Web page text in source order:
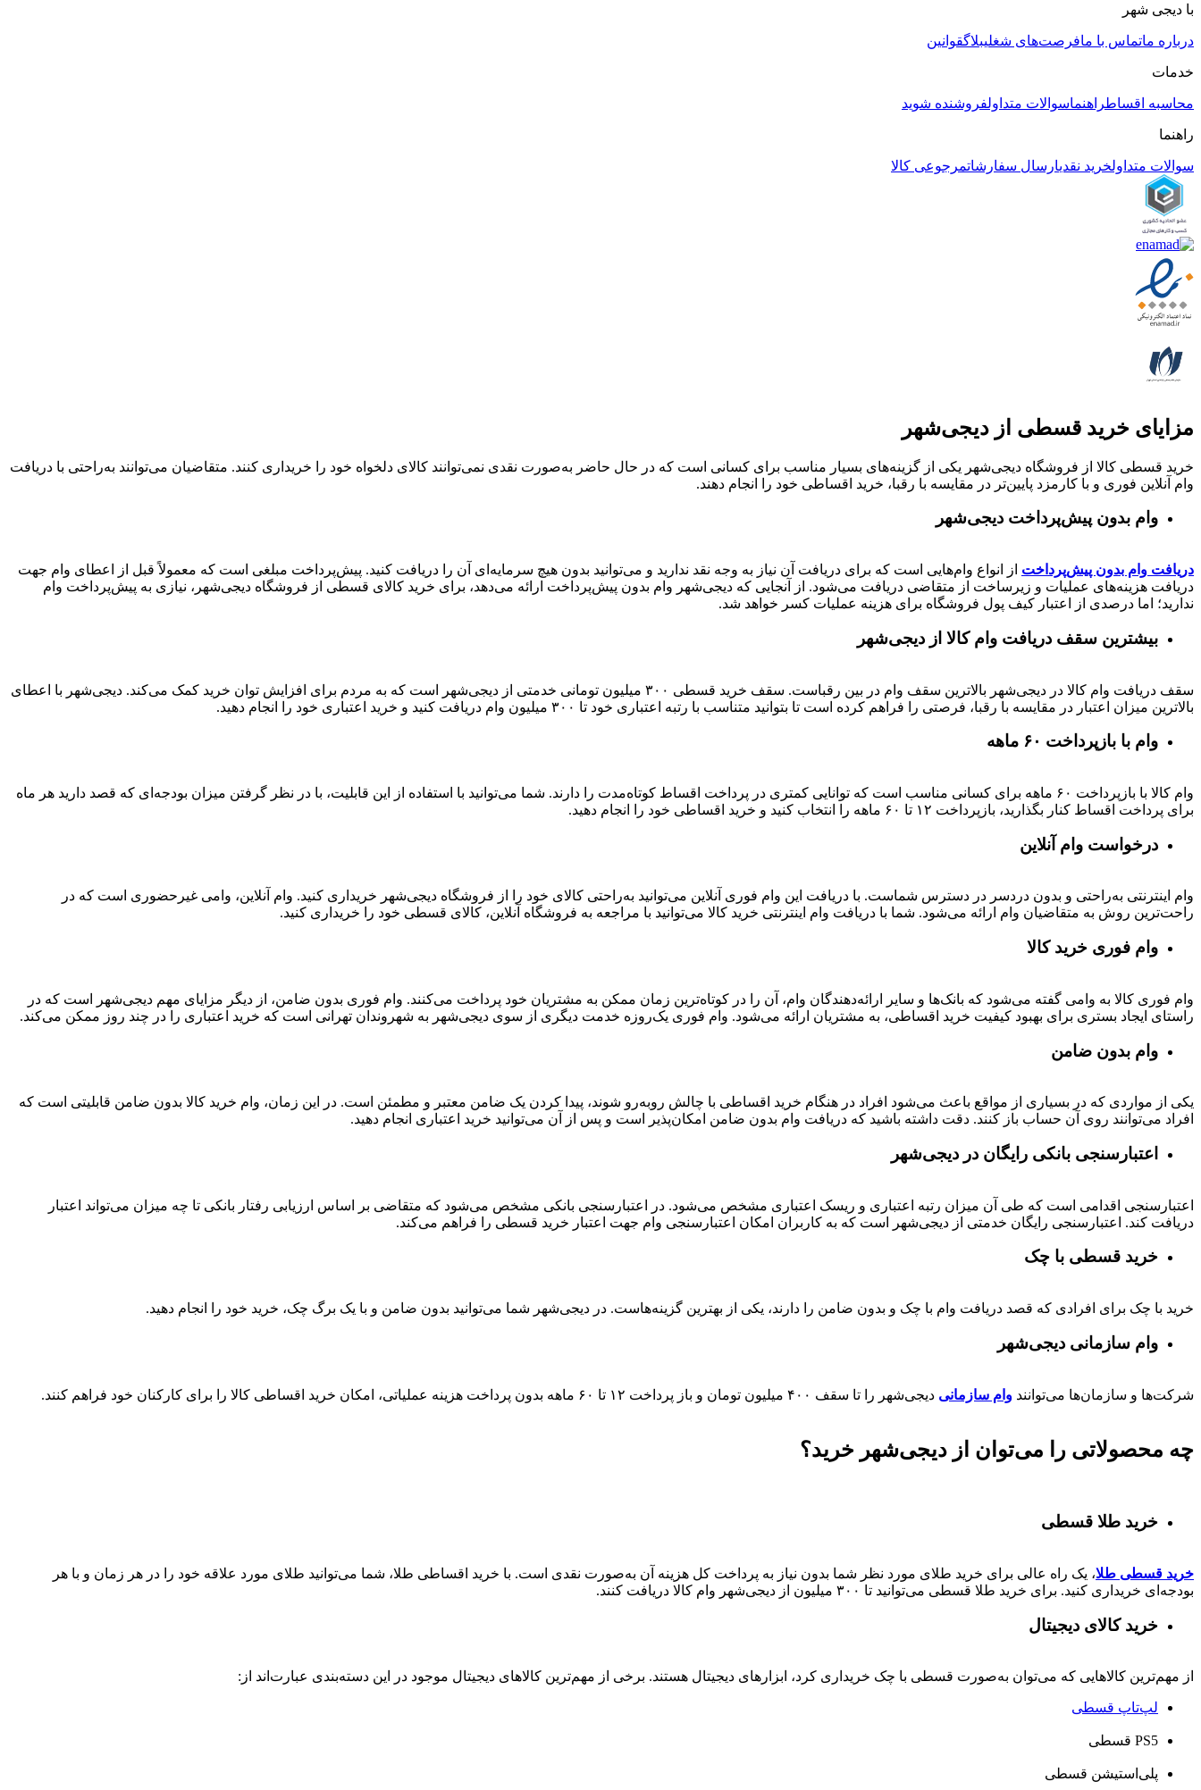
با دیجی شهر
درباره ماتماس با مافرصت‌های شغلیبلاگقوانین
خدمات
محاسبه اقساطراهنماسوالات متداولفروشنده شوید
راهنما
سوالات متداولخرید نقدیارسال سفارشاتمرجوعی کالا
مزایای خرید قسطی از دیجی‌شهر
خرید قسطی کالا از فروشگاه دیجی‌شهر یکی از گزینه‌های بسیار مناسب برای کسانی است که در حال حاضر به‌صورت نقدی نمی‌توانند کالای دلخواه خود را خریداری کنند. متقاضیان می‌توانند به‌راحتی با دریافت
وام آنلاین فوری و با کارمزد پایین‌تر در مقایسه با رقبا، خرید اقساطی خود را انجام دهند.
وام بدون پیش‌پرداخت‌ دیجی‌شهر
دریافت وام بدون پیش‌پرداخت از انواع وام‌هایی است که برای دریافت آن نیاز به وجه نقد ندارید و می‌توانید بدون هیچ سرمایه‌ای آن را دریافت کنید. پیش‌پرداخت مبلغی است که معمولاً قبل از اعطای وام جهت
دریافت هزینه‌های عملیات و زیرساخت از متقاضی دریافت می‌شود. از آنجایی که دیجی‌شهر وام بدون پیش‌پرداخت ارائه می‌دهد، برای خرید کالای قسطی از فروشگاه دیجی‌شهر، نیازی به پیش‌پرداخت وام
ندارید؛ اما درصدی از اعتبار کیف پول فروشگاه برای هزینه عملیات کسر خواهد شد.
بیشترین سقف دریافت وام کالا از دیجی‌شهر
سقف دریافت وام کالا در دیجی‌شهر بالاترین سقف وام در بین رقباست. سقف خرید قسطی ۳۰۰ میلیون تومانی خدمتی از دیجی‌شهر است که به مردم برای افزایش توان خرید کمک می‌کند. دیجی‌شهر با اعطای
بالاترین میزان اعتبار در مقایسه با رقبا، فرصتی را فراهم کرده است تا بتوانید متناسب با رتبه اعتباری خود تا ۳۰۰ میلیون وام دریافت کنید و خرید اعتباری خود را انجام دهید.
وام با بازپرداخت ۶۰ ماهه
وام کالا با بازپرداخت ۶۰ ماهه برای کسانی مناسب است که توانایی کمتری در پرداخت اقساط کوتاه‌مدت را دارند. شما می‌توانید با استفاده از این قابلیت، با در نظر گرفتن میزان بودجه‌ای که قصد دارید هر ماه
برای پرداخت اقساط کنار بگذارید، بازپرداخت ۱۲ تا ۶۰ ماهه را انتخاب کنید و خرید اقساطی خود را انجام دهید.
درخواست وام آنلاین
وام اینترنتی به‌راحتی و بدون دردسر در دسترس شماست. با دریافت این وام فوری آنلاین می‌توانید به‌راحتی کالای خود را از فروشگاه دیجی‌شهر خریداری کنید. وام آنلاین، وامی غیرحضوری است که در
راحت‌ترین روش به متقاضیان وام ارائه می‌شود. شما با دریافت وام اینترنتی خرید کالا می‌توانید با مراجعه به فروشگاه آنلاین، کالای قسطی خود را خریداری کنید.
وام فوری خرید کالا
وام فوری کالا به وامی گفته می‌شود که بانک‌ها و سایر ارائه‌دهندگان وام، آن را در کوتاه‌ترین زمان ممکن به مشتریان خود پرداخت می‌کنند. وام فوری بدون ضامن، از دیگر مزایای مهم دیجی‌شهر است که در
راستای ایجاد بستری برای بهبود کیفیت خرید اقساطی، به مشتریان ارائه می‌شود. وام فوری یک‌روزه خدمت دیگری از سوی دیجی‌شهر به شهروندان تهرانی است که خرید اعتباری را در چند روز ممکن می‌کند.
وام بدون ضامن
یکی از مواردی که در بسیاری از مواقع باعث می‌شود افراد در هنگام خرید اقساطی با چالش روبه‌رو شوند، پیدا کردن یک ضامن معتبر و مطمئن است. در این زمان، وام خرید کالا بدون ضامن قابلیتی است که
افراد می‌توانند روی آن حساب باز کنند. دقت داشته باشید که دریافت وام بدون ضامن امکان‌پذیر است و پس از آن می‌توانید خرید اعتباری انجام دهید.
اعتبارسنجی بانکی رایگان در دیجی‌شهر
اعتبارسنجی اقدامی است که طی آن میزان رتبه اعتباری و ریسک اعتباری مشخص می‌شود. در اعتبارسنجی بانکی مشخص می‌شود که متقاضی بر اساس ارزیابی رفتار بانکی تا چه میزان می‌تواند اعتبار
دریافت کند. اعتبارسنجی رایگان خدمتی از دیجی‌شهر است که به کاربران امکان اعتبارسنجی وام جهت اعتبار خرید قسطی را فراهم می‌کند.
خرید قسطی با چک
خرید با چک برای افرادی که قصد دریافت وام با چک و بدون ضامن را دارند، یکی از بهترین گزینه‌هاست. در دیجی‌شهر شما می‌توانید بدون ضامن و با یک برگ چک، خرید خود را انجام دهید.
وام سازمانی دیجی‌شهر
شرکت‌ها و سازمان‌ها می‌توانند وام سازمانی دیجی‌شهر را تا سقف ۴۰۰ میلیون تومان و باز پرداخت ۱۲ تا ۶۰ ماهه بدون پرداخت هزینه عملیاتی، امکان خرید اقساطی کالا را برای کارکنان خود فراهم کنند.
چه محصولاتی را می‌توان از دیجی‌شهر خرید؟
خرید طلا قسطی
خرید قسطی طلا، یک راه عالی برای خرید طلای مورد نظر شما بدون نیاز به پرداخت کل هزینه آن به‌صورت نقدی است. با خرید اقساطی طلا، شما می‌توانید طلای مورد علاقه خود را در هر زمان و با هر
بودجه‌ای خریداری کنید. برای خرید طلا قسطی می‌توانید تا ۳۰۰ میلیون از دیجی‌شهر وام کالا دریافت کنند.
خرید کالای دیجیتال
از مهم‌ترین کالاهایی که می‌توان به‌صورت قسطی با چک خریداری کرد، ابزارهای دیجیتال هستند. برخی از مهم‌ترین کالاهای دیجیتال موجود در این دسته‌بندی عبارت‌اند از:
لپ‌تاپ قسطی
PS5 قسطی
پلی‌استیشن قسطی